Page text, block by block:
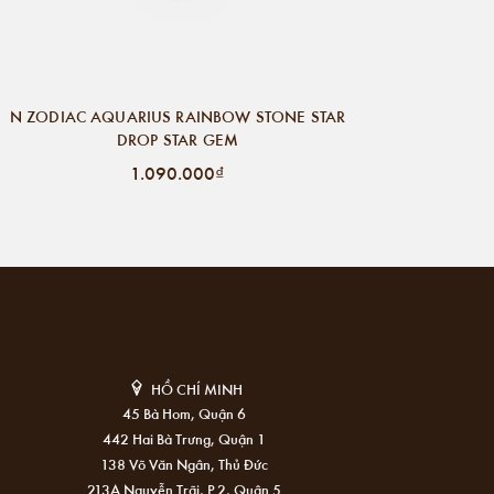
N ZODIAC AQUARIUS RAINBOW STONE STAR
DROP STAR GEM
1.090.000₫
HỒ CHÍ MINH
45 Bà Hom, Quận 6
442 Hai Bà Trưng, Quận 1
138 Võ Văn Ngân, Thủ Đức
213A Nguyễn Trãi, P.2, Quận 5